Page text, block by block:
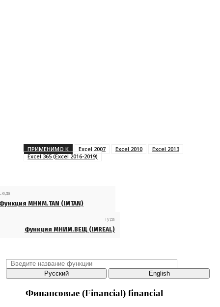
ПРИМЕНИМО К Excel 2007 Excel 2010
Excel 2013
Excel 365 (Excel 2016-2019)
МНИМ.TAN (IMTAN)
Туда
Функция МНИМ.ВЕЩ (IMREAL)
Русский English
Финансовые (Financial) financial